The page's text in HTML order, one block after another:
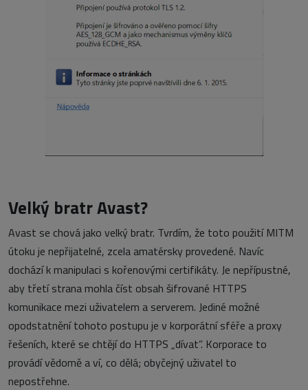
Velký bratr Avast?
Avast se chová jako velký bratr. Tvrdím, že toto použití MITM
útoku je nepřijatelné, zcela amatérsky provedené. Navíc
dochází k manipulaci s kořenovými certifikáty. Je nepřípustné,
aby třetí strana mohla číst obsah šifrované HTTPS
komunikace mezi uživatelem a serverem. Jediné možné
opodstatnění tohoto postupu je v korporátní sféře a proxy
řešeních, které se chtějí do HTTPS „dívat”. Korporace to
provádí vědomě a ví, co dělá; obyčejný uživatel to
nepostřehne.